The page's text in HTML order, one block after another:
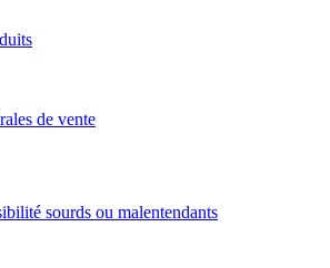
de vente
sourds ou malentendants